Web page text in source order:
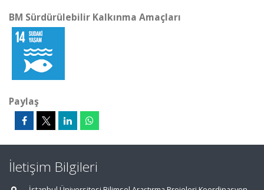
BM Sürdürülebilir Kalkınma Amaçları
Paylaş
İletişim Bilgileri